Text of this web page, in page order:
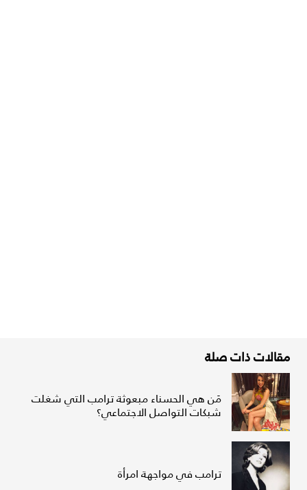
مقالات ذات صلة
مَن هي الحسناء مبعوثة ترامب التي شغلت
شبكات التواصل الاجتماعي؟
ترامب في مواجهة امرأة